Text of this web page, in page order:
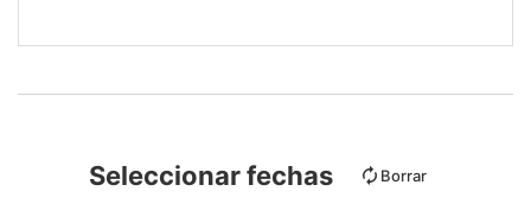
Seleccionar fechas Borrar